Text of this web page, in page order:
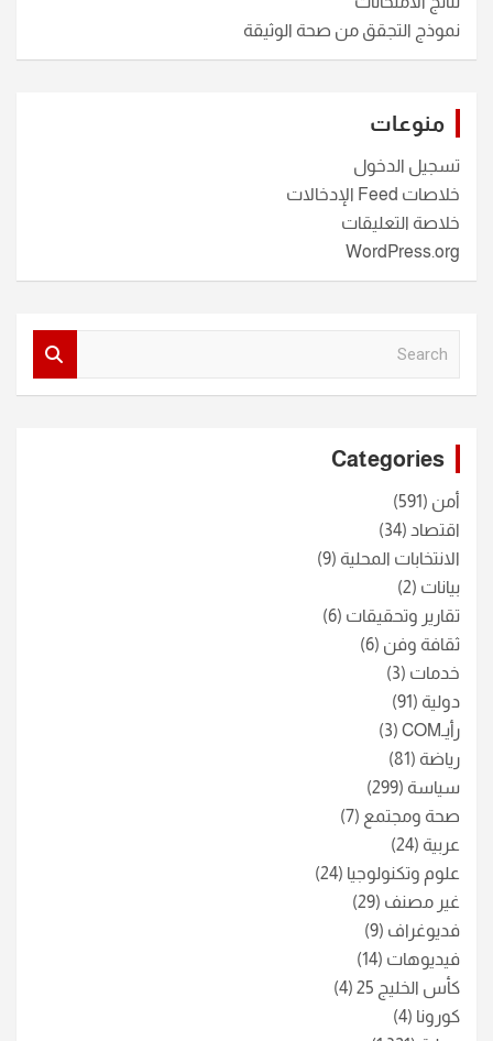
نموذج التجقق من صحة الوثيقة
منوعات
تسجيل الدخول
خلاصات Feed الإدخالات
خلاصة التعليقات
WordPress.org
Categories
أمن (591)
اقتصاد (34)
الانتخابات المحلية (9)
بيانات (2)
تقارير وتحقيقات (6)
ثقافة وفن (6)
خدمات (3)
دولية (91)
رأيـCOM
(3)
رياضة (81)
سياسة (299)
صحة ومجتمع (7)
عربية (24)
علوم وتكنولوجيا (24)
غير مصنف (29)
فديوغراف (9)
فيديوهات (14)
كأس الخليج 25
(4)
كورونا (4)